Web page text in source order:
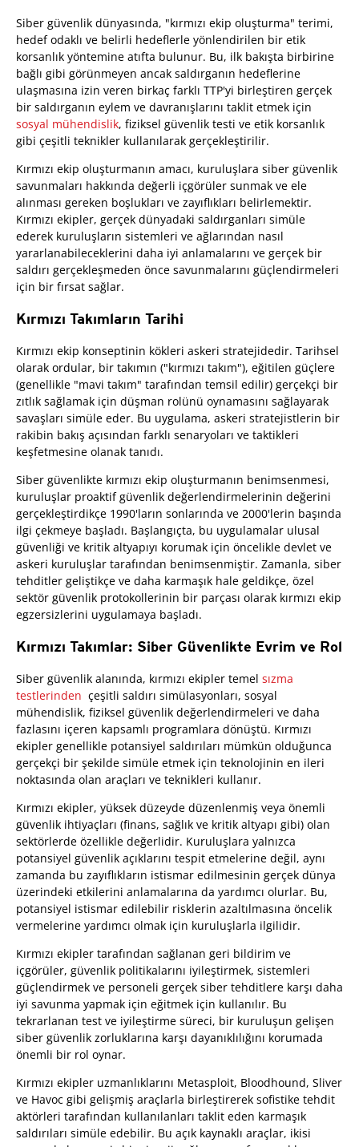
Siber güvenlik dünyasında, "kırmızı ekip oluşturma" terimi,
hedef odaklı ve belirli hedeflerle yönlendirilen bir etik
korsanlık yöntemine atıfta bulunur. Bu, ilk bakışta birbirine
bağlı gibi görünmeyen ancak saldırganın hedeflerine
ulaşmasına izin veren birkaç farklı TTP'yi birleştiren gerçek
bir saldırganın eylem ve davranışlarını taklit etmek için
sosyal mühendislik, fiziksel güvenlik testi ve etik korsanlık
gibi çeşitli teknikler kullanılarak gerçekleştirilir.
Kırmızı ekip oluşturmanın amacı, kuruluşlara siber güvenlik
savunmaları hakkında değerli içgörüler sunmak ve ele
alınması gereken boşlukları ve zayıflıkları belirlemektir.
Kırmızı ekipler, gerçek dünyadaki saldırganları simüle
ederek kuruluşların sistemleri ve ağlarından nasıl
yararlanabileceklerini daha iyi anlamalarını ve gerçek bir
saldırı gerçekleşmeden önce savunmalarını güçlendirmeleri
için bir fırsat sağlar.
Kırmızı Takımların Tarihi
Kırmızı ekip konseptinin kökleri askeri stratejidedir. Tarihsel
olarak ordular, bir takımın ("kırmızı takım"), eğitilen güçlere
(genellikle "mavi takım" tarafından temsil edilir) gerçekçi bir
zıtlık sağlamak için düşman rolünü oynamasını sağlayarak
savaşları simüle eder. Bu uygulama, askeri stratejistlerin bir
rakibin bakış açısından farklı senaryoları ve taktikleri
keşfetmesine olanak tanıdı.
Siber güvenlikte kırmızı ekip oluşturmanın benimsenmesi,
kuruluşlar proaktif güvenlik değerlendirmelerinin değerini
gerçekleştirdikçe 1990'ların sonlarında ve 2000'lerin başında
ilgi çekmeye başladı. Başlangıçta, bu uygulamalar ulusal
güvenliği ve kritik altyapıyı korumak için öncelikle devlet ve
askeri kuruluşlar tarafından benimsenmiştir. Zamanla, siber
tehditler geliştikçe ve daha karmaşık hale geldikçe, özel
sektör güvenlik protokollerinin bir parçası olarak kırmızı ekip
egzersizlerini uygulamaya başladı.
Kırmızı Takımlar: Siber Güvenlikte Evrim ve Rol
Siber güvenlik alanında, kırmızı ekipler temel sızma
testlerinden çeşitli saldırı simülasyonları, sosyal
mühendislik, fiziksel güvenlik değerlendirmeleri ve daha
fazlasını içeren kapsamlı programlara dönüştü. Kırmızı
ekipler genellikle potansiyel saldırıları mümkün olduğunca
gerçekçi bir şekilde simüle etmek için teknolojinin en ileri
noktasında olan araçları ve teknikleri kullanır.
Kırmızı ekipler, yüksek düzeyde düzenlenmiş veya önemli
güvenlik ihtiyaçları (finans, sağlık ve kritik altyapı gibi) olan
sektörlerde özellikle değerlidir. Kuruluşlara yalnızca
potansiyel güvenlik açıklarını tespit etmelerine değil, aynı
zamanda bu zayıflıkların istismar edilmesinin gerçek dünya
üzerindeki etkilerini anlamalarına da yardımcı olurlar. Bu,
potansiyel istismar edilebilir risklerin azaltılmasına öncelik
vermelerine yardımcı olmak için kuruluşlarla ilgilidir.
Kırmızı ekipler tarafından sağlanan geri bildirim ve
içgörüler, güvenlik politikalarını iyileştirmek, sistemleri
güçlendirmek ve personeli gerçek siber tehditlere karşı daha
iyi savunma yapmak için eğitmek için kullanılır. Bu
tekrarlanan test ve iyileştirme süreci, bir kuruluşun gelişen
siber güvenlik zorluklarına karşı dayanıklılığını korumada
önemli bir rol oynar.
Kırmızı ekipler uzmanlıklarını Metasploit, Bloodhound, Sliver
ve Havoc gibi gelişmiş araçlarla birleştirerek sofistike tehdit
aktörleri tarafından kullanılanları taklit eden karmaşık
saldırıları simüle edebilir. Bu açık kaynaklı araçlar, ikisi